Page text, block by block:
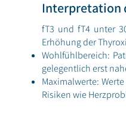
Interpretation
fT3 und fT4 unter
Erhöhung der
Wohlfühlbereich:
gelegentlich erst
Maximalwerte:
Risiken wie